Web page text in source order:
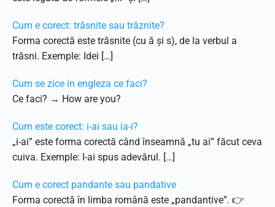
Cum e corect: trăsnite sau trăznite?
Forma corectă este trăsnite (cu ă și s), de la verbul a
trăsni. Exemple: Idei […]
Cum se zice in engleza ce faci?
Ce faci? → How are you?
Cum este corect: i-ai sau ia-i?
„i-ai” este forma corectă când înseamnă „tu ai” făcut ceva
cuiva. Exemple: I-ai spus adevărul. […]
Cum e corect pandante sau pandative
Forma corectă în limba română este „pandantive”. 👉